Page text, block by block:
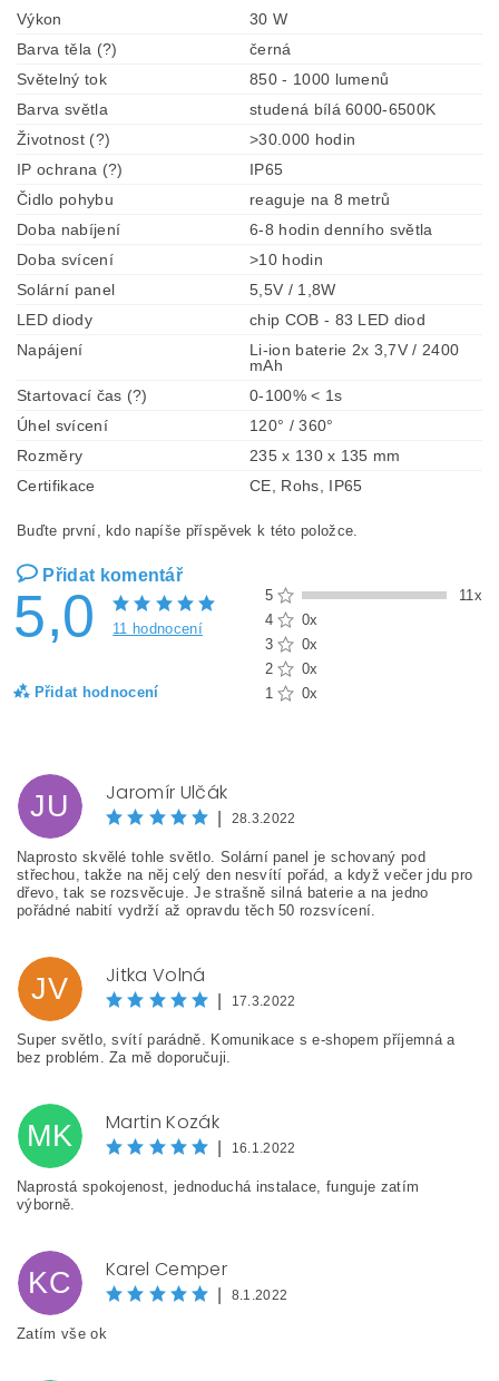
Výkon
30 W
Barva těla (?)
černá
Světelný tok
850 - 1000 lumenů
Barva světla
studená bílá 6000-6500K
Životnost (?)
>30.000 hodin
IP ochrana (?)
IP65
Čidlo pohybu
reaguje na 8 metrů
Doba nabíjení
6-8 hodin denního světla
Doba svícení
>10 hodin
Solární panel
5,5V / 1,8W
LED diody
chip COB - 83 LED diod
Napájení
Li-ion baterie 2x 3,7V / 2400
mAh
Startovací čas (?)
0-100% < 1s
Úhel svícení
120° / 360°
Rozměry
235 x 130 x 135 mm
Certifikace
CE, Rohs, IP65
Buďte první, kdo napíše příspěvek k této položce.
Přidat komentář
5,0 11 hodnocení
Přidat hodnocení
5
11x
4
0x
3
0x
2
0x
1
0x
Vložením hodnocení souhlasíte spodmínkami ochrany
osobních údajů
JU Jaromír Ulčák
28.3.2022
Naprosto skvělé tohle světlo. Solární panel je schovaný pod
střechou, takže na něj celý den nesvítí pořád, a když večer jdu pro
dřevo, tak se rozsvěcuje. Je strašně silná baterie a na jedno
pořádné nabití vydrží až opravdu těch 50 rozsvícení.
JV Jitka Volná
17.3.2022
Super světlo, svítí parádně. Komunikace s e-shopem příjemná a
bez problém. Za mě doporučuji.
MK Martin Kozák
16.1.2022
Naprostá spokojenost, jednoduchá instalace, funguje zatím
výborně.
KC Karel Cemper
8.1.2022
Zatím vše ok